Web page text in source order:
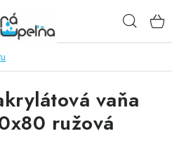
vaňa
ružová